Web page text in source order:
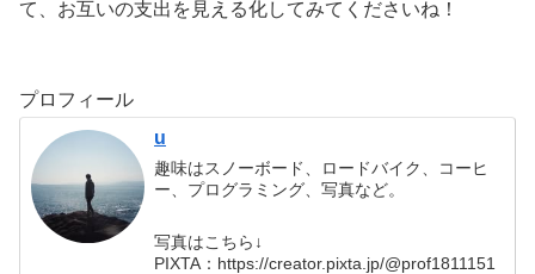
て、お互いの支出を見える化してみてくださいね！
プロフィール
u
趣味はスノーボード、ロードバイク、コーヒ
ー、プログラミング、写真など。
写真はこちら↓
PIXTA：https://creator.pixta.jp/@prof1811151